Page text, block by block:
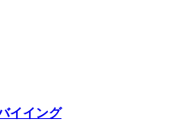
イイング